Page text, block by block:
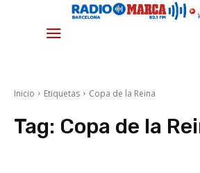
Inicio Etiquetas Copa de la Reina
Tag: Copa de la